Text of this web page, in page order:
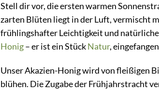
Stell dir vor, die ersten warmen
zarten Blüten liegt in der Luft, vermischt
frühlingshafter Leichtigkeit und
Honig– er ist ein StückNatur,
Unser Akazien-Honig wird von fleißigen
blühen. Die Zugabe der Frühjahrstracht